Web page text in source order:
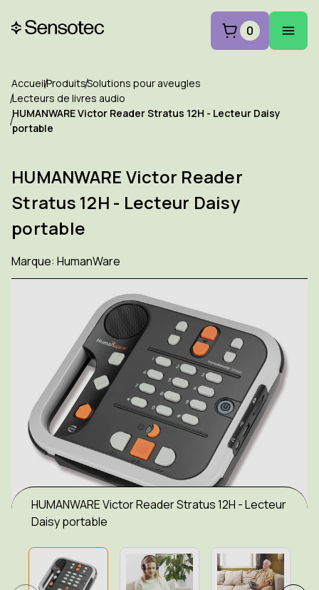
0
AccueilProduitsSolutions pour aveugles
Lecteurs de livres audio
HUMANWARE Victor Reader Stratus 12H - Lecteur Daisy
portable
HUMANWARE Victor Reader
Stratus 12H - Lecteur Daisy
portable
Marque: HumanWare
HUMANWARE Victor Reader Stratus 12H - Lecteur
Daisy portable